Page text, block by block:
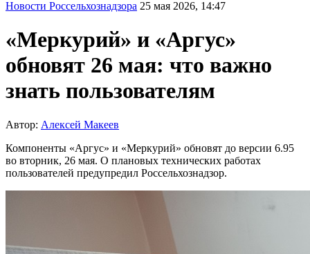
Новости Россельхознадзора 25 мая 2026, 14:47
«Меркурий» и «Аргус»
обновят 26 мая: что важно
знать пользователям
Автор: Алексей Макеев
Компоненты «Аргус» и «Меркурий» обновят до версии 6.95
во вторник, 26 мая. О плановых технических работах
пользователей предупредил Россельхознадзор.